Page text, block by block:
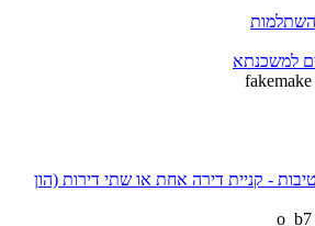
השתלמות
למשכנתא
- קניית דירה אחת או שתי דירות (הון